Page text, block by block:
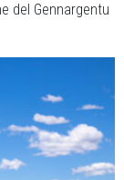
del Gennargentu